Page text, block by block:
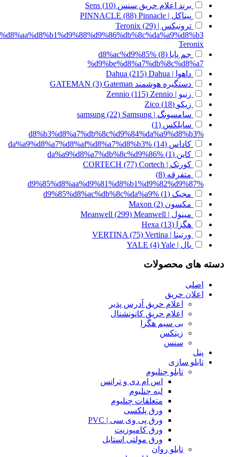
برند اعلام حریق سنس (10)
Sens
پیناکل | PINNACLE
(88) Pinnacle
ترونیکس | Teronix (29)
%d8%aa%d8%b1%d9%88%d9%86%db%8c%da%a9%d8%b3
Teronix
جم پایا (8)
%d8%ac%d9%85
%d9%be%d8%a7%db%8c%d8%a7
داهوا | Dahua
(215) Dahua
دستگیره هوشمند GATEMAN
(3) Gateman
زنیو | Zennio
(115) Zennio
زیکو (18)
Zico
سامسونگ | samsung
(22) Samsung
سایلکس (1)
%d8%b3%d8%a7%db%8c%d9%84%da%a9%d8%b3
کاداس (14)
%da%a9%d8%a7%d8%af%d8%a7%d8%b3
کاین (1)
%da%a9%d8%a7%db%8c%d9%86
کورتک | CORTECH
(77) Cortech
متفرقه (8)
%d9%85%d8%aa%d9%81%d8%b1%d9%82%d9%87
مجیک (1)
%d9%85%d8%ac%db%8c%da%a9
مکسون (2)
Maxon
مینول | Meanwell
(299) Meanwell
هگزا
(13)
Hexa
ورتینا | VERTINA
(75) Vertina
یال | YALE
(4)Yale
دسته های محصولات
اصلی
اعلان حریق
اعلام حریق آدرس پذیر
اعلام حریق کانونشنال
بی سیم هگزا
زیتکس
سنس
پنل
تابلو سازی
تابلو چنلیوم
اس ام دی و ترانس
لبه چنلیوم
متعلقات چنلیوم
ورق پلکسی
ورق پی وی سی | PVC
ورق کامپوزیت
ورق مولتی استایل
تابلو روان